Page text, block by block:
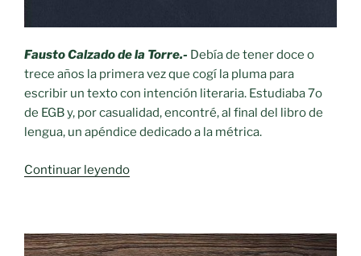
Fausto Calzado de la Torre.- Debía de tener doce o
trece años la primera vez que cogí la pluma para
escribir un texto con intención literaria. Estudiaba 7o
de EGB y, por casualidad, encontré, al final del libro de
lengua, un apéndice dedicado a la métrica.
Continuar leyendo«Verso
PROMETEDORES»